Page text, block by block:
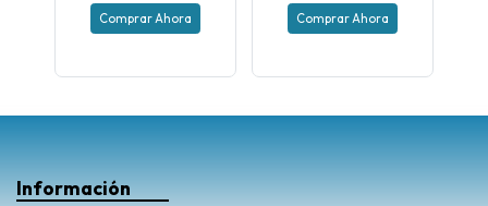
Comprar Ahora Comprar Ahora
Información